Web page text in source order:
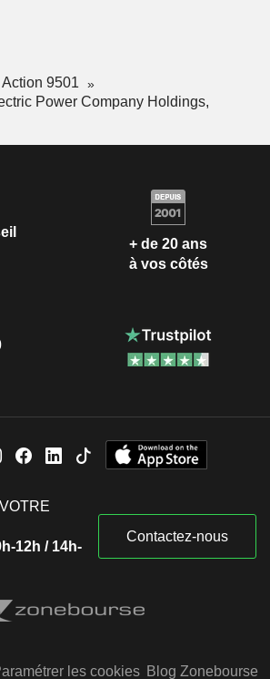
Action 9501
Power Company Holdings,
+ de 20 ans
à vos côtés
12h / 14h-
Contactez-nous
les cookies Blog Zonebourse